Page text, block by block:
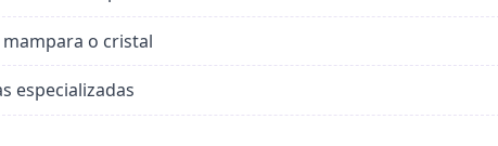
o cristal
especializadas